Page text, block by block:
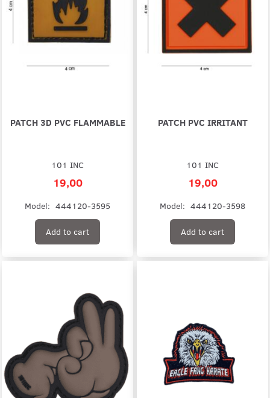
PATCH 3D PVC FLAMMABLE
101 INC
19,00
Model: 444120-3595
Add to cart
PATCH PVC IRRITANT
101 INC
19,00
Model: 444120-3598
Add to cart